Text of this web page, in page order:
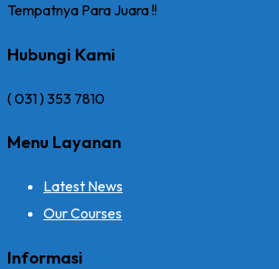
Tempatnya Para Juara !!
Hubungi Kami
( 031 ) 353 7810
Menu Layanan
Latest News
Our Courses
Informasi